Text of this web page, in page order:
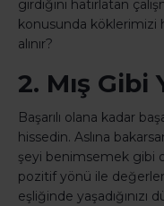
girdiğini hatırlatan
konusunda köklerimizi
alınır?
2. Mış Gibi
Başarılı olana kadar
hissedin. Aslına
şeyi benimsemek gibi
pozitif yönü ile
eşliğinde